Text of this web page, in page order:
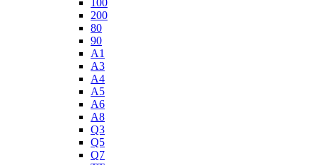
100
200
80
90
A1
A3
A4
A5
A6
A8
Q3
Q5
Q7